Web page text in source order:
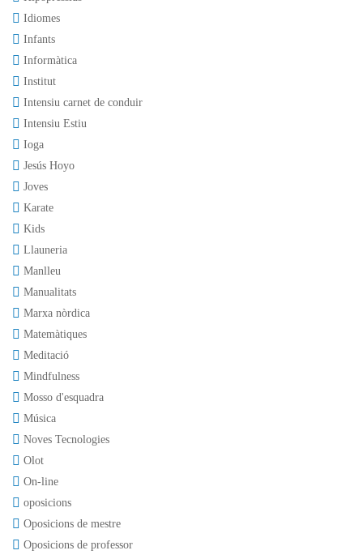
Idiomes
Infants
Informàtica
Institut
Intensiu carnet de conduir
Intensiu Estiu
Ioga
Jesús Hoyo
Joves
Karate
Kids
Llauneria
Manlleu
Manualitats
Marxa nòrdica
Matemàtiques
Meditació
Mindfulness
Mosso d'esquadra
Música
Noves Tecnologies
Olot
On-line
oposicions
Oposicions de mestre
Oposicions de professor